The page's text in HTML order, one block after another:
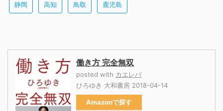
静岡 高知 鳥取 鹿児島
働き方 完全無双
posted with カエレバ
ひろゆき 大和書房 2018-04-14
Amazon